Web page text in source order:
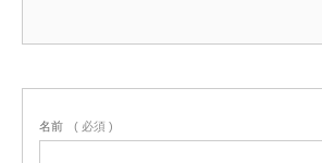
名前 ( 必須 )